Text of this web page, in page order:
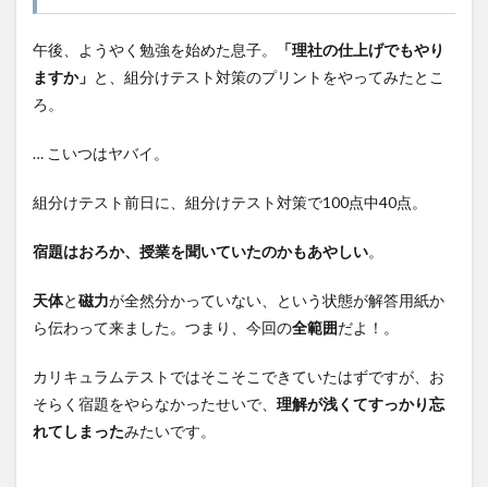
午後、ようやく勉強を始めた息子。
「理社の仕上げでもやり
ますか」 と、組分けテスト対策のプリントをやってみたとこ
ろ。
… こいつはヤバイ。
組分けテスト前日に、組分けテスト対策で100点中40点。
宿題はおろか、授業を聞いていたのかもあやしい。
天体と磁力が全然分かっていない、という状態が解答用紙か
ら伝わって来ました。つまり、今回の全範囲だよ！。
カリキュラムテストではそこそこできていたはずですが、お
そらく宿題をやらなかったせいで、 理解が浅くてすっかり忘
れてしまったみたいです。